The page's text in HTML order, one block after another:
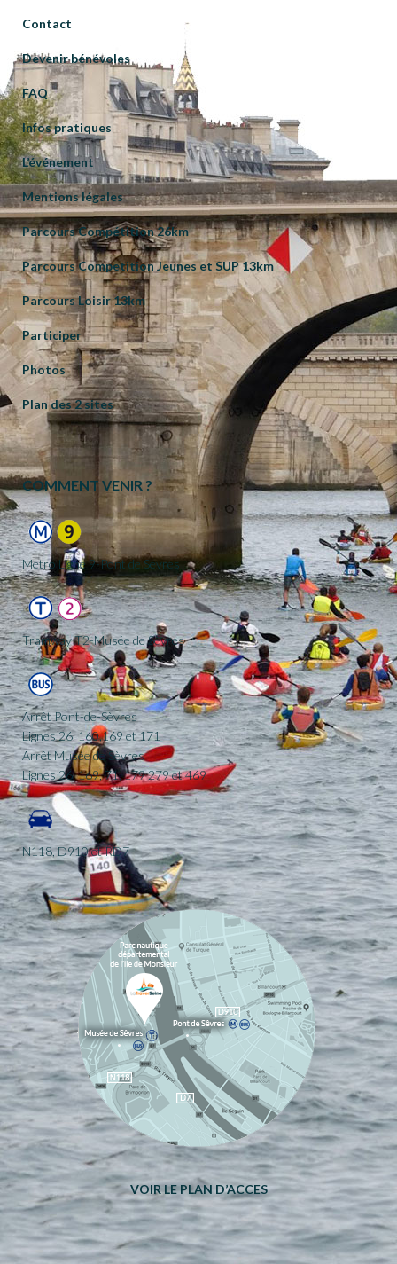
Contact
Devenir bénévoles
FAQ
Infos pratiques
L’événement
Mentions légales
Parcours Compétition 26km
Parcours Competition Jeunes et SUP 13km
Parcours Loisir 13km
Participer
Photos
Plan des 2 sites
COMMENT VENIR ?
Metro Ligne 9-Pont de Sèvres
Tramway T2-Musée de Sèvres
Arrêt Pont-de-Sèvres
Lignes 26, 160,169 et 171
Arrêt Musée de Sèvres
Lignes 26, 169, 71, 179 279 et 469
N118, D910 et RD7
VOIR LE PLAN D’ACCES